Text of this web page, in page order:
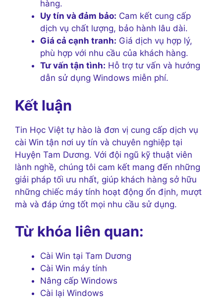
hàng.
Uy tín và đảm bảo: Cam kết cung cấp
dịch vụ chất lượng, bảo hành lâu dài.
Giá cả cạnh tranh: Giá dịch vụ hợp lý,
phù hợp với nhu cầu của khách hàng.
Tư vấn tận tình: Hỗ trợ tư vấn và hướng
dẫn sử dụng Windows miễn phí.
Kết luận
Tin Học Việt tự hào là đơn vị cung cấp dịch vụ
cài Win tận nơi uy tín và chuyên nghiệp tại
Huyện Tam Dương. Với đội ngũ kỹ thuật viên
lành nghề, chúng tôi cam kết mang đến những
giải pháp tối ưu nhất, giúp khách hàng sở hữu
những chiếc máy tính hoạt động ổn định, mượt
mà và đáp ứng tốt mọi nhu cầu sử dụng.
Từ khóa liên quan:
Cài Win tại Tam Dương
Cài Win máy tính
Nâng cấp Windows
Cài lại Windows